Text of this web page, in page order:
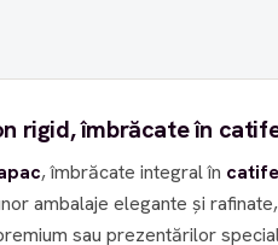
rigid, îmbrăcate în
, îmbrăcate integral în
ambalaje elegante și
sau prezentărilor